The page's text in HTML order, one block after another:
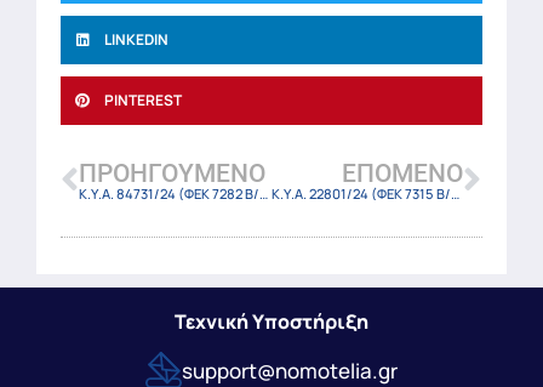
LINKEDIN
PINTEREST
ΠΡΟΗΓΟΎΜΕΝΟ
Κ.Υ.Α. 84731/24 (ΦΕΚ 7282 Β/31-12-2024)
ΕΠΌΜΕΝΟ
Κ.Υ.Α. 22801/24 (ΦΕΚ 7315 Β/31-12-2024)
Τεχνική Υποστήριξη
support@nomotelia.gr